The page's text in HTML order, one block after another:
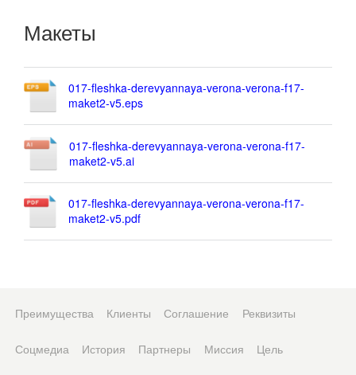
Макеты
017-fleshka-derevyannaya-verona-verona-f17-
maket2-v5.eps
017-fleshka-derevyannaya-verona-verona-f17-
maket2-v5.ai
017-fleshka-derevyannaya-verona-verona-f17-
maket2-v5.pdf
Преимущества Клиенты Соглашение Реквизиты
Соцмедиа История Партнеры Миссия Цель